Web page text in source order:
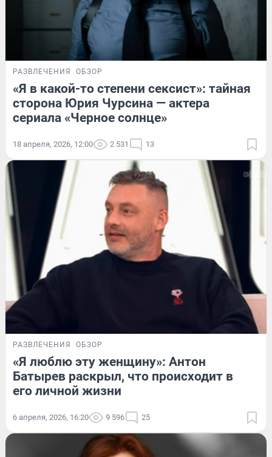
РАЗВЛЕЧЕНИЯ ОБЗОР
«Я в какой-то степени сексист»: тайная
сторона Юрия Чурсина — актера
сериала «Черное солнце»
18 апреля, 2026, 12:00 2 531 13
РАЗВЛЕЧЕНИЯ ОБЗОР
«Я люблю эту женщину»: Антон
Батырев раскрыл, что происходит в
его личной жизни
6 апреля, 2026, 16:20 9 596 25